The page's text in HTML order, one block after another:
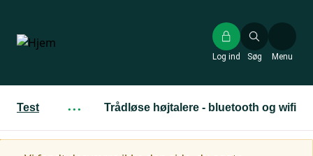
hovedindhold
Søg
Log ind Menu
Test ··· Trådløse højtalere - bluetooth og wifi